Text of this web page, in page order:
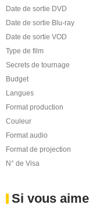
Date de sortie DVD
Date de sortie Blu-ray
Date de sortie VOD
Type de film
Secrets de tournage
Budget
Langues
Format production
Couleur
Format audio
Format de projection
N° de Visa
Si vous